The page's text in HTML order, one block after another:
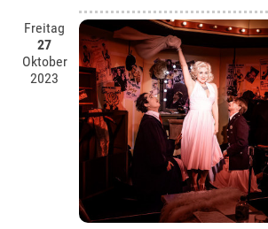
Freitag
27
Oktober
2023